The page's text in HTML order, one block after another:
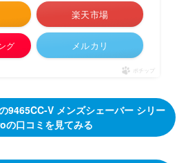
楽天市場
グ メルカリ
ポチップ
9465CC-V メンズシェーバー シリー
の口コミを見てみる